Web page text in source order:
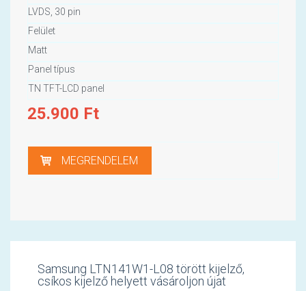
LVDS, 30 pin
Felület
Matt
Panel típus
TN TFT-LCD panel
25.900 Ft
MEGRENDELEM
Samsung LTN141W1-L08 törött kijelző,
csíkos kijelző helyett vásároljon újat